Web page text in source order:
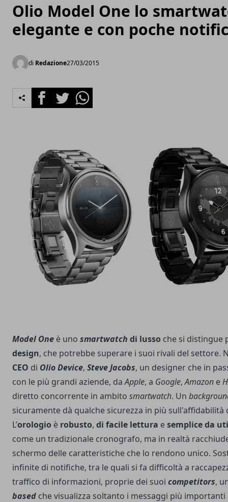
Olio Model One lo
elegante e con poche
di Redazione27/03/2015
FacebookTwitterWhatsapp
Model One è uno smartwatch di lusso che si distingue
design, che potrebbe superare i suoi rivali del settore.
CEO di Olio Device, Steve Jacobs, un designer che in
con le più grandi aziende, daApple, a Google,Amazon e
diretto concorrente in ambito smartwatch. Un
sicuramente dà qualche sicurezza in più
L’orologio è robusto, di facile lettura esemplice da
come un tradizionale cronografo, ma in realtà
schermo delle caratteristiche che lo rendono unico.
infinite di notifiche, tra le quali si fa difficoltà a
traffico di informazioni, proprie dei suoi competitors,
based che visualizza soltanto i messaggi più